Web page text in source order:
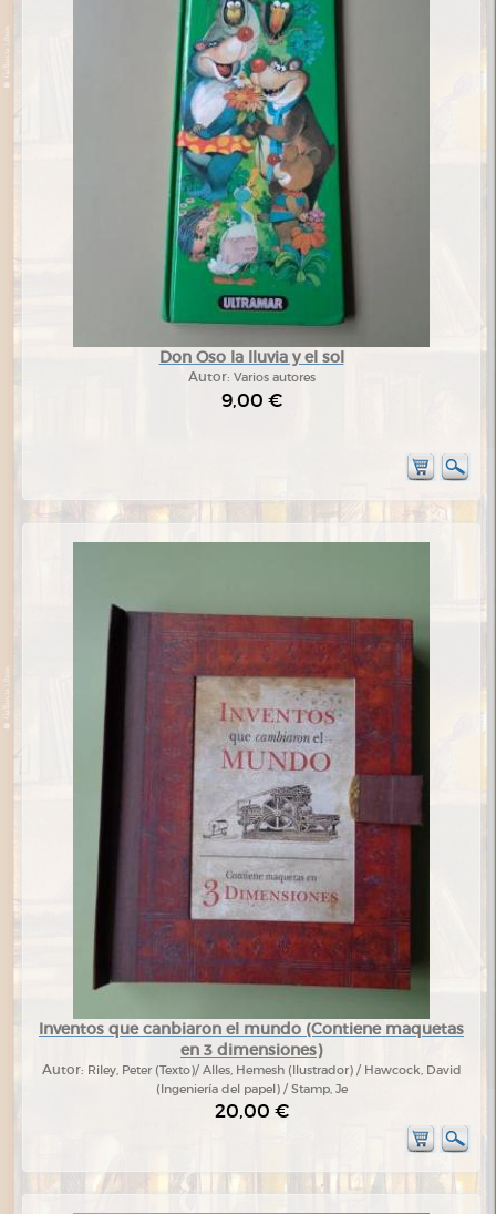
Don Oso la lluvia y el sol
Autor: Varios autores
9,00 €
Inventos que canbiaron el mundo (Contiene maquetas
en 3 dimensiones)
Autor: Riley, Peter (Texto)/ Alles, Hemesh (Ilustrador) / Hawcock, David
(Ingeniería del papel) / Stamp, Je
20,00 €